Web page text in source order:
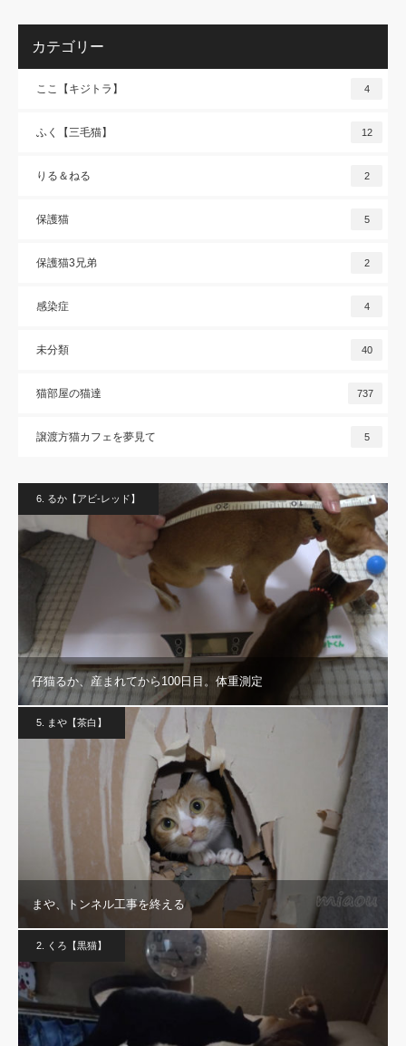
カテゴリー
ここ【キジトラ】 4
ふく【三毛猫】 12
りる＆ねる 2
保護猫 5
保護猫3兄弟 2
感染症 4
未分類 40
猫部屋の猫達 737
譲渡方猫カフェを夢見て 5
6. るか【アビ-レッド】
仔猫るか、産まれてから100日目。体重測定
5. まや【茶白】
まや、トンネル工事を終える
2. くろ【黒猫】